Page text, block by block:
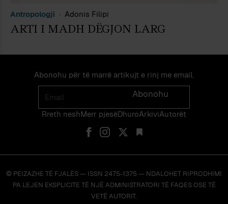
Antropologji Adonis Filipi
ARTI I MADH DËGJON LARG
Abonohu për të marrë artikujt e rinj me email.
Email
Abonohu
Rreth neshMerr pjes​​ë​DhuroArkiviAutorët
© PEIZAZHE TË FJALËS — ISSN 2475-1375 — NDALOHET RIPRODHIMI
PA LEJEN EKSPLICITE TË NJË ADMINISTRATORI TË FAQES OSE TË
VETË AUTORIT.